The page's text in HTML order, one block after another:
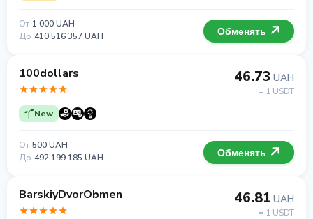
От 1 000 UAH
До 410 516 357 UAH Обменять
100dollars
New
46.73 UAH
= 1 USDT
От 500 UAH
До 492 199 185 UAH Обменять
BarskiyDvorObmen 46.81 UAH
= 1 USDT